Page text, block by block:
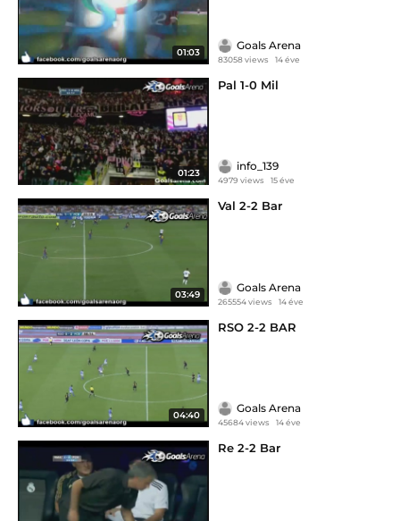
01:03
Goals Arena
83058 views 14 éve
01:23
Pal 1-0 Mil
info_139
4979 views 15 éve
03:49
Val 2-2 Bar
Goals Arena
265554 views 14 éve
04:40
RSO 2-2 BAR
Goals Arena
45684 views 14 éve
Re 2-2 Bar